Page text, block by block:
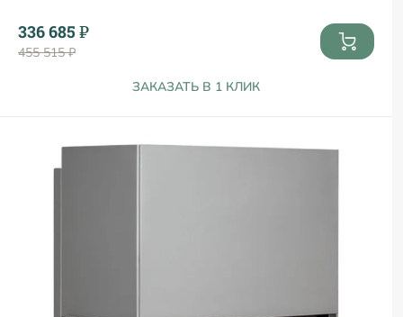
336 685 ₽
455 515 ₽
ЗАКАЗАТЬ В 1 КЛИК